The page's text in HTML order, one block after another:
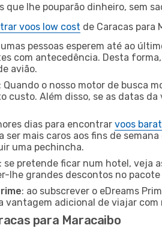
que lhe pouparão dinheiro, sem
voos low cost de Caracas para
pessoas esperem até ao
com antecedência. Desta
avião.
: Quando o nosso motor de busca
custo. Além disso, se as datas
dias para encontrar voos
mais caros aos fins de
uma pechincha.
: se pretende ficar num hotel, veja
lhe grandes descontos no
: ao subscrever o eDreams
vantagem adicional de viajar
para Maracaibo